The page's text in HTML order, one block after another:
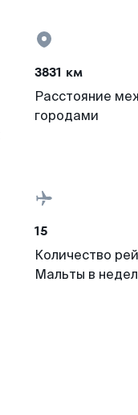
3831 км
Расстояние
городами
15
Количество
Мальты в